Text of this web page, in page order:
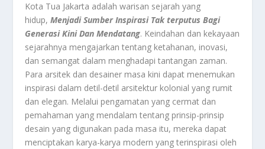
Kota Tua Jakarta adalah warisan sejarah yang
hidup,Menjadi Sumber Inspirasi Tak terputus Bagi
Generasi Kini Dan Mendatang. Keindahan dan kekayaan
sejarahnya mengajarkan tentang ketahanan, inovasi,
dan semangat dalam menghadapi tantangan zaman.
Para arsitek dan desainer masa kini dapat menemukan
inspirasi dalam detil-detil arsitektur kolonial yang rumit
dan elegan. Melalui pengamatan yang cermat dan
pemahaman yang mendalam tentang prinsip-prinsip
desain yang digunakan pada masa itu, mereka dapat
menciptakan karya-karya modern yang terinspirasi oleh